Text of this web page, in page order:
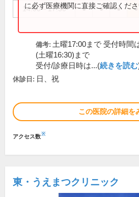
14:00～17:30 ● ● ● ●
に必ず医療機関に直接ご確認くださ
備考: 土曜17:00まで 受付時間
(土曜16:30)まで
受付/診療日時は...(続きを読む
休診日: 日、祝
この医院の詳細を
アクセス数※
東・うえまつクリニック